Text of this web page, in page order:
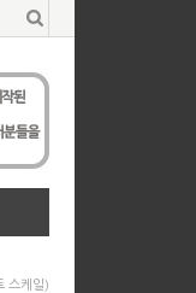
스케일)